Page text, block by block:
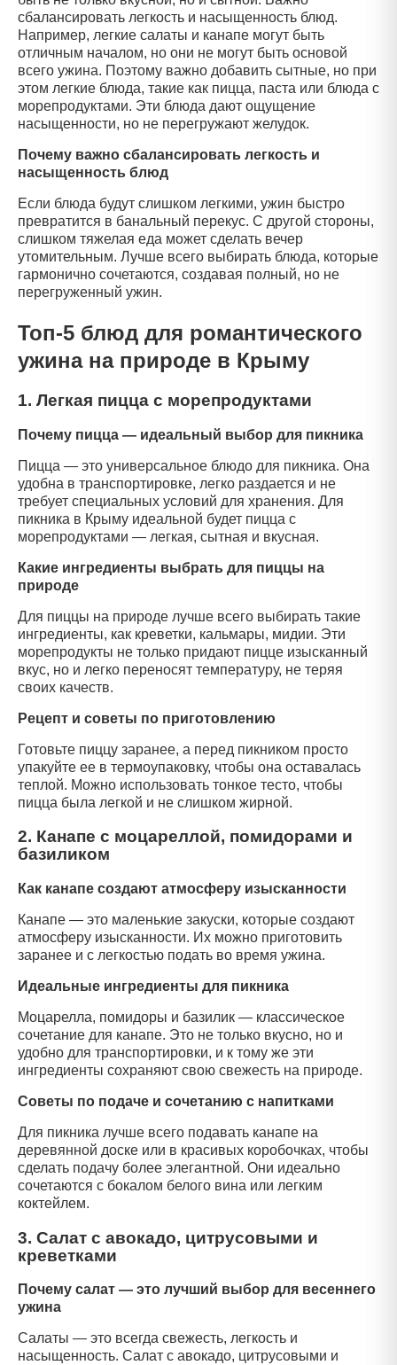
сбалансировать легкость и насыщенность блюд.
Например, легкие салаты и канапе могут быть
отличным началом, но они не могут быть основой
всего ужина. Поэтому важно добавить сытные, но при
этом легкие блюда, такие как пицца, паста или блюда с
морепродуктами. Эти блюда дают ощущение
насыщенности, но не перегружают желудок.
Почему важно сбалансировать легкость и
насыщенность блюд
Если блюда будут слишком легкими, ужин быстро
превратится в банальный перекус. С другой стороны,
слишком тяжелая еда может сделать вечер
утомительным. Лучше всего выбирать блюда, которые
гармонично сочетаются, создавая полный, но не
перегруженный ужин.
Топ-5 блюд для романтического
ужина на природе в Крыму
1. Легкая пицца с морепродуктами
Почему пицца — идеальный выбор для пикника
Пицца — это универсальное блюдо для пикника. Она
удобна в транспортировке, легко раздается и не
требует специальных условий для хранения. Для
пикника в Крыму идеальной будет пицца с
морепродуктами — легкая, сытная и вкусная.
Какие ингредиенты выбрать для пиццы на
природе
Для пиццы на природе лучше всего выбирать такие
ингредиенты, как креветки, кальмары, мидии. Эти
морепродукты не только придают пицце изысканный
вкус, но и легко переносят температуру, не теряя
своих качеств.
Рецепт и советы по приготовлению
Готовьте пиццу заранее, а перед пикником просто
упакуйте ее в термоупаковку, чтобы она оставалась
теплой. Можно использовать тонкое тесто, чтобы
пицца была легкой и не слишком жирной.
2. Канапе с моцареллой, помидорами и
базиликом
Как канапе создают атмосферу изысканности
Канапе — это маленькие закуски, которые создают
атмосферу изысканности. Их можно приготовить
заранее и с легкостью подать во время ужина.
Идеальные ингредиенты для пикника
Моцарелла, помидоры и базилик — классическое
сочетание для канапе. Это не только вкусно, но и
удобно для транспортировки, и к тому же эти
ингредиенты сохраняют свою свежесть на природе.
Советы по подаче и сочетанию с напитками
Для пикника лучше всего подавать канапе на
деревянной доске или в красивых коробочках, чтобы
сделать подачу более элегантной. Они идеально
сочетаются с бокалом белого вина или легким
коктейлем.
3. Салат с авокадо, цитрусовыми и
креветками
Почему салат — это лучший выбор для весеннего
ужина
Салаты — это всегда свежесть, легкость и
насыщенность. Салат с авокадо, цитрусовыми и